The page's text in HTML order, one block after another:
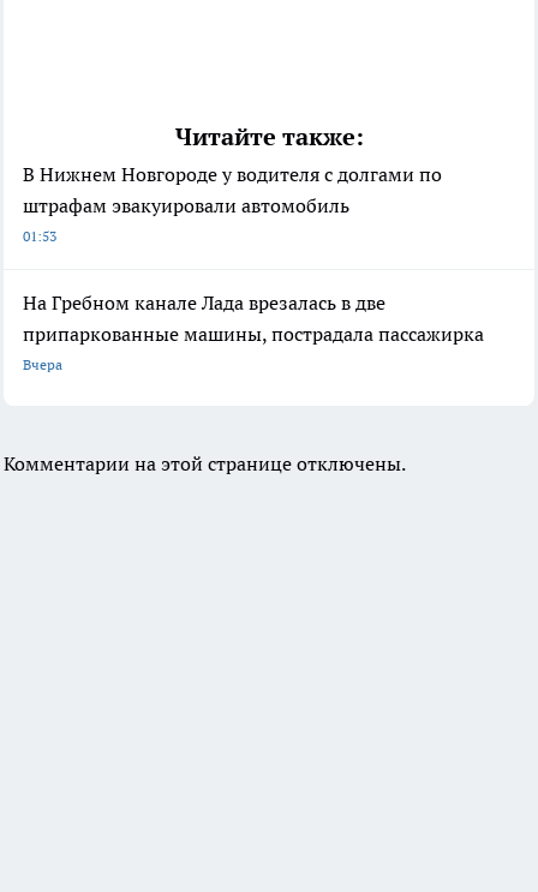
Читайте также:
В Нижнем Новгороде у водителя с долгами по
штрафам эвакуировали автомобиль
01:53
На Гребном канале Лада врезалась в две
припаркованные машины, пострадала пассажирка
Вчера
Комментарии на этой странице отключены.